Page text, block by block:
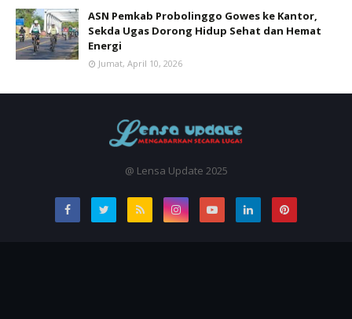
ASN Pemkab Probolinggo Gowes ke Kantor,
Sekda Ugas Dorong Hidup Sehat dan Hemat
Energi
Jumat, April 10, 2026
@ Lensa Update 2025